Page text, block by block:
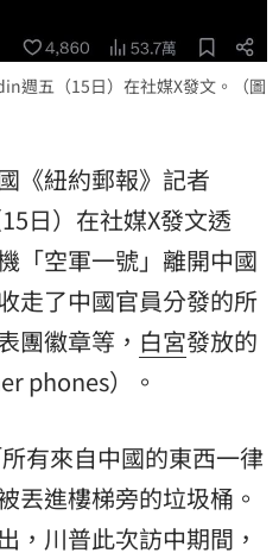
週五（15日）在社媒X發文。（圖
《紐約郵報》記者
日）在社媒X發文透
「空軍一號」離開中國
走了中國官員分發的所
團徽章等， 白宮發放的
phones）。
有來自中國的東西一律
丟進樓梯旁的垃圾桶。
，川普此次訪中期間，